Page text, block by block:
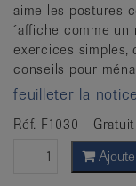
aime les postures
´affiche comme
exercices simples,
conseils pour
feuilleter la notice
Réf. F1030 - Gratuit